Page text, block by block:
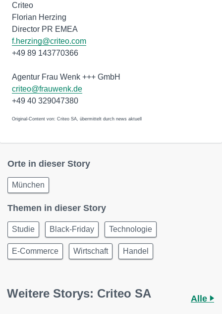
Criteo
Florian Herzing
Director PR EMEA
f.herzing@criteo.com
+49 89 143770366
Agentur Frau Wenk +++ GmbH
criteo@frauwenk.de
+49 40 329047380
Original-Content von: Criteo SA, übermittelt durch news aktuell
Orte in dieser Story
München
Themen in dieser Story
Studie Black-Friday Technologie
E-Commerce Wirtschaft Handel
Weitere Storys: Criteo SA Alle